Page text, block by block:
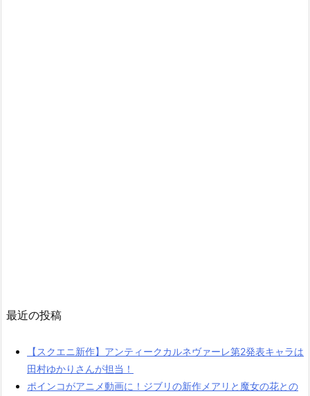
最近の投稿
【スクエニ新作】アンティークカルネヴァーレ第2発表キャラは
田村ゆかりさんが担当！
ポインコがアニメ動画に！ジブリの新作メアリと魔女の花との